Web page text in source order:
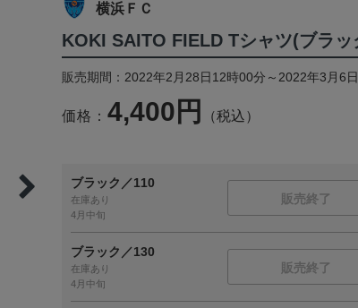
横浜ＦＣ
KOKI SAITO FIELD Tシャツ(ブラッ
販売期間：2022年2月28日12時00分～2022年3月6
価格： 4,400円 （税込）
ブラック／110
在庫あり
4月中旬
販売終了
ブラック／130
在庫あり
4月中旬
販売終了